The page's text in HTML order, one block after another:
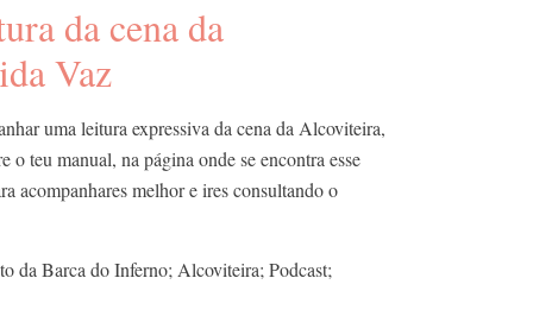
da cena da
Vaz
uma leitura expressiva da cena da Alcoviteira,
o teu manual, na página onde se encontra esse
acompanhares melhor e ires consultando o
da Barca do Inferno; Alcoviteira; Podcast;